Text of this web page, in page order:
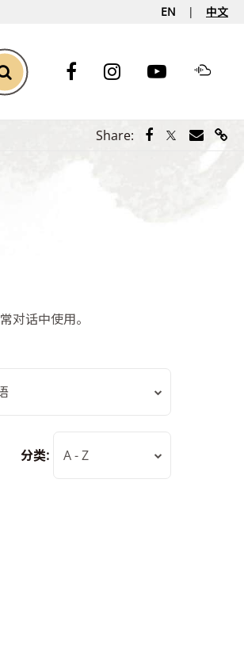
EN 中文
Search
Share: Share via
Share via
Share
对话中使用。
分类: A - Z